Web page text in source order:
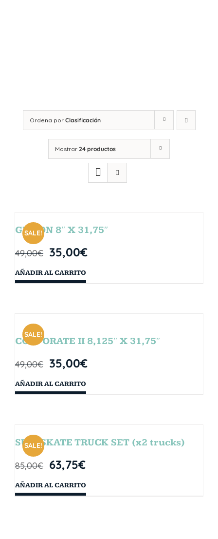
Ordena por Clasificación
Mostrar 24 productos
SALE!
GIBSON 8″ X 31,75″
49,00€ 35,00€
AÑADIR AL CARRITO
SALE!
CORPORATE II 8,125″ X 31,75″
49,00€ 35,00€
AÑADIR AL CARRITO
SALE!
SURFSKATE TRUCK SET (x2 trucks)
85,00€ 63,75€
AÑADIR AL CARRITO